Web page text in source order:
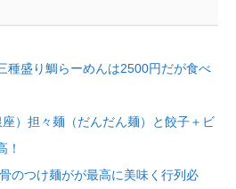
種盛り鯛らーめんは2500円だが食べ
）担々麺（だんだん麺）と餃子＋ビ
！
のつけ麺がが最高に美味く行列必